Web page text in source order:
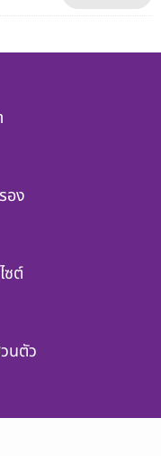
อง
ซต์
นตัว